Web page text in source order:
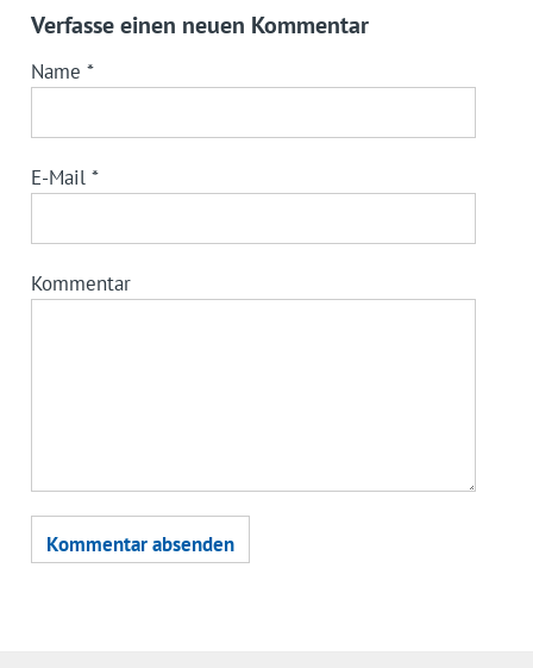
Verfasse einen neuen Kommentar
Name *
E-Mail *
Kommentar